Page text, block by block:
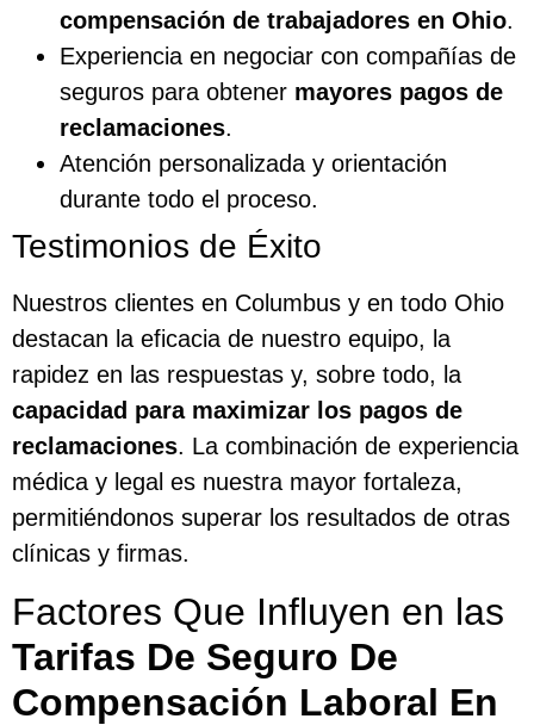
compensación de trabajadores en Ohio.
Experiencia en negociar con compañías de
seguros para obtener mayores pagos de
reclamaciones.
Atención personalizada y orientación
durante todo el proceso.
Testimonios de Éxito
Nuestros clientes en Columbus y en todo Ohio
destacan la eficacia de nuestro equipo, la
rapidez en las respuestas y, sobre todo, la
capacidad para maximizar los pagos de
reclamaciones. La combinación de experiencia
médica y legal es nuestra mayor fortaleza,
permitiéndonos superar los resultados de otras
clínicas y firmas.
Factores Que Influyen en las
Tarifas De Seguro De
Compensación Laboral En